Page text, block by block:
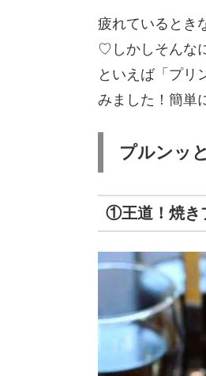
疲れているとき
♡しかしそんな
といえば「プリ
みました！簡単
プルンッ
①王道！焼き